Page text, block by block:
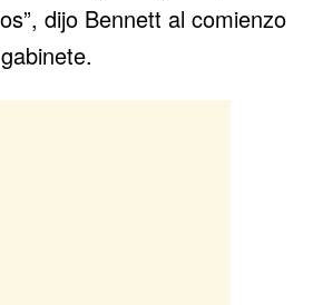
dijo Bennett al comienzo